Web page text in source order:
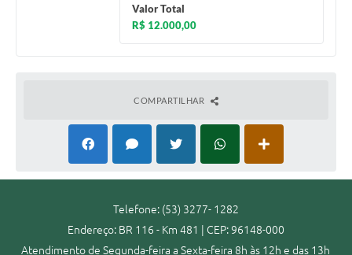
Valor Total
R$ 12.000,00
COMPARTILHAR
Telefone: (53) 3277- 1282
Endereço: BR 116 - Km 481 | CEP: 96148-000
Atendimento de Segunda-feira a Sexta-feira 8h às 12h e das 13h